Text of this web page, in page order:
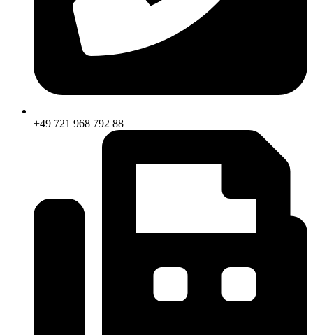
+49 721 968 792 88